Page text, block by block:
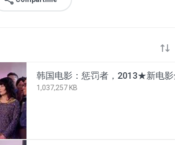
1,037,257 KB